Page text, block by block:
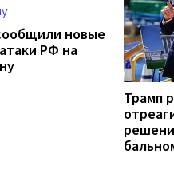
новые
РФ на
Трамп